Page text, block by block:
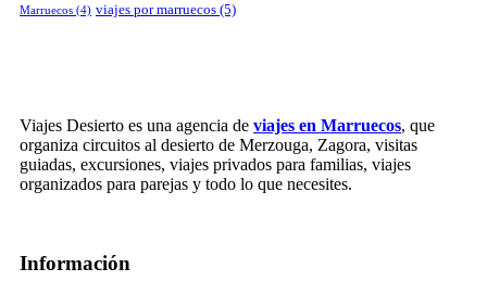
Marruecos (4) viajes por marruecos (5)
Viajes Desierto es una agencia de viajes en Marruecos, que
organiza circuitos al desierto de Merzouga, Zagora, visitas
guiadas, excursiones, viajes privados para familias, viajes
organizados para parejas y todo lo que necesites.
Información